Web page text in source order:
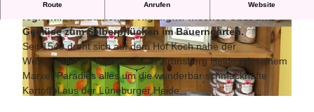
© Hof Koch |CC-BY-SA © Hof Koch |CC-BY-SA
Route Anrufen Website
Gemüse zum Selberpflücken im Bauerngarten.
Seit 1540 dreht sich auf dem Hof Koch nahe der
Westergellerser Heide und der Kronsberg Heide mit seinem
Marxer Paradies alles um die wunderbar schmackhafte
Kartoffel aus der Lüneburger Heide.